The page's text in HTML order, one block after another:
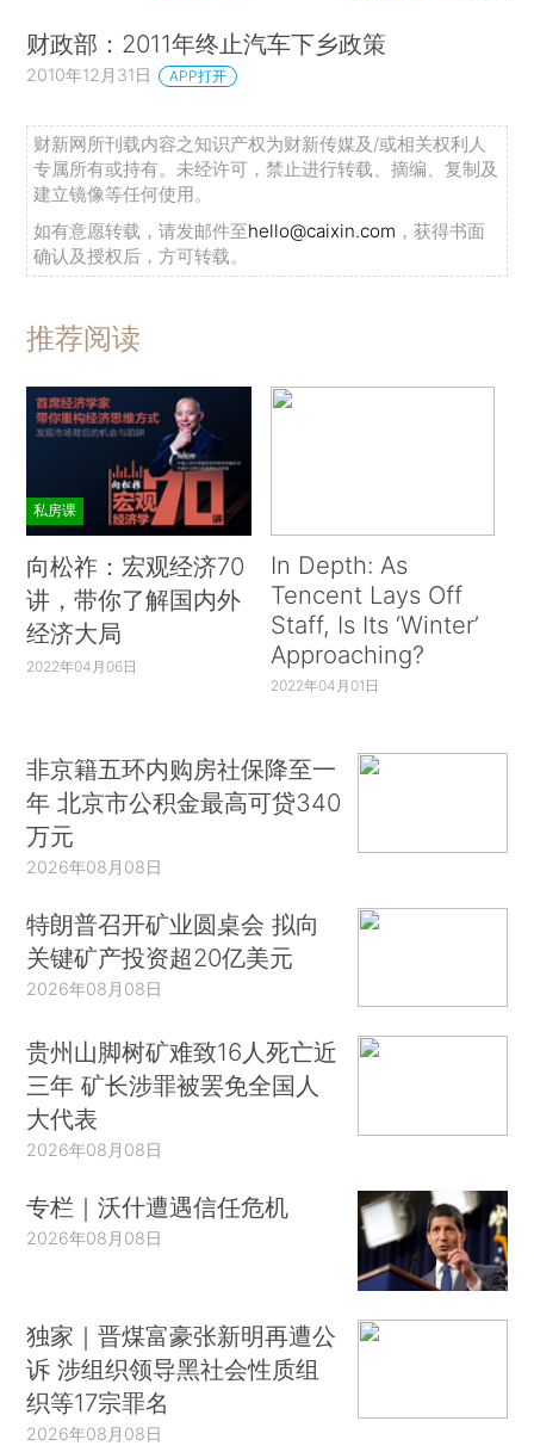
财政部：2011年终止汽车下乡政策
2010年12月31日 APP打开
财新网所刊载内容之知识产权为财新传媒及/或相关权利人
专属所有或持有。未经许可，禁止进行转载、摘编、复制及
建立镜像等任何使用。
如有意愿转载，请发邮件至hello@caixin.com ，获得书面
确认及授权后，方可转载。
推荐阅读
私房课
向松祚：宏观经济70
讲，带你了解国内外
经济大局
2022年04月06日
In Depth: As
Tencent Lays Off
Staff, Is Its ‘Winter’
Approaching?
2022年04月01日
非京籍五环内购房社保降至一
年 北京市公积金最高可贷340
万元
2026年08月08日
特朗普召开矿业圆桌会 拟向
关键矿产投资超20亿美元
2026年08月08日
贵州山脚树矿难致16人死亡近
三年 矿长涉罪被罢免全国人
大代表
2026年08月08日
专栏｜沃什遭遇信任危机
2026年08月08日
独家｜晋煤富豪张新明再遭公
诉 涉组织领导黑社会性质组
织等17宗罪名
2026年08月08日